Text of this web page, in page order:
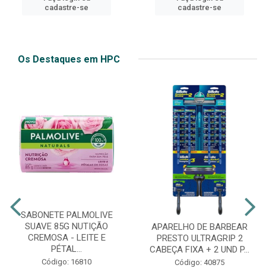
cadastre-se
cadastre-se
Os Destaques em HPC
SABONETE PALMOLIVE
SUAVE 85G NUTIÇÃO
CREMOSA - LEITE E
PÉTAL...
Código: 16810
APARELHO DE BARBEAR
PRESTO ULTRAGRIP 2
CABEÇA FIXA + 2 UND P...
Código: 40875